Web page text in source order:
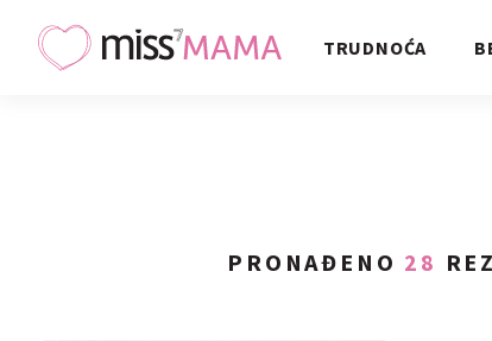
TRUDNOĆA
PRONAĐENO 28